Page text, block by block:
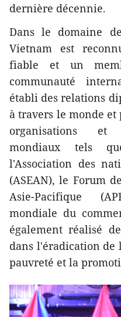
dernière décennie.
Dans le domaine
Vietnam est
fiable et un
communauté
établi des relations
à travers le monde
organisations et
mondiaux tels
l'Association des
(ASEAN), le Forum
Asie-Pacifique
mondiale du
également réalisé
dans l'éradication de
pauvreté et la